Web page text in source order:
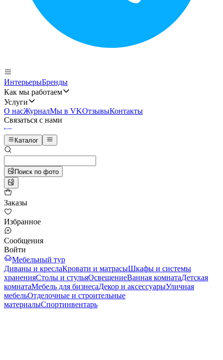
ИнтерьерыБренды
Как мы работаем
Услуги
О насЖурналМы в VKОтзывыКонтакты
Связаться с нами
Каталог
Поиск по фото
Заказы
Избранное
Сообщения
Войти
Мебельный тур
Диваны и креслаКровати и матрасыШкафы и системы
храненияСтолы и стульяОсвещениеВанная комнатаДетская
комнатаМебель для бизнесаДекор и аксессуарыУличная
мебельОтделочные и строительные
материалыСпортинвентарь